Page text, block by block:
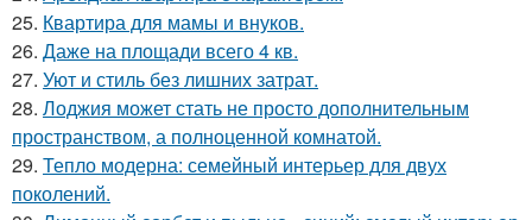
25. Квартира для мамы и внуков.
26. Даже на площади всего 4 кв.
27. Уют и стиль без лишних затрат.
28. Лоджия может стать не просто дополнительным
пространством, а полноценной комнатой.
29. Тепло модерна: семейный интерьер для двух
поколений.